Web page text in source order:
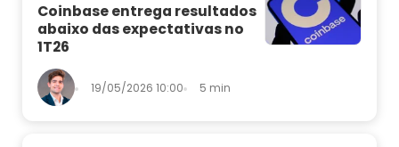
Coinbase entrega resultados
abaixo das expectativas no
1T26
19/05/2026 10:00 5 min